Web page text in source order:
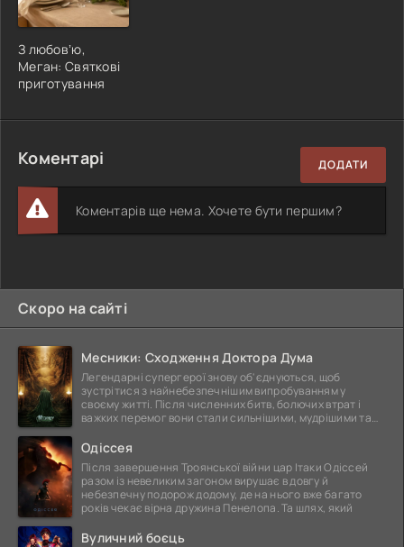
З любовʼю,
Меган: Святкові
приготування
Коментарі ДОДАТИ
Коментарів ще нема. Хочете бути першим?
Скоро на сайті
Месники: Сходження Доктора Дума
Легендарні супергерої знову об'єднуються, щоб
зустрітися з найнебезпечнішим випробуванням у
своєму житті. Після численних битв, болючих втрат і
важких перемог вони стали сильнішими, мудрішими та
Одіссея
Після завершення Троянської війни цар Ітаки Одіссей
разом із невеликим загоном вирушає в довгу й
небезпечну подорож додому, де на нього вже багато
років чекає вірна дружина Пенелопа. Та шлях, який
Вуличний боєць